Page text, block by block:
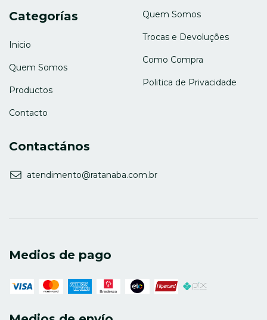
Categorías
Inicio
Quem Somos
Productos
Contacto
Quem Somos
Trocas e Devoluções
Como Compra
Politica de Privacidade
Contactános
atendimento@ratanaba.com.br
Medios de pago